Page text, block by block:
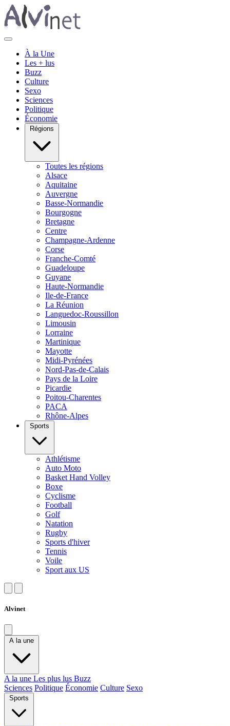
À la Une
Les + lus
Buzz
Culture
Sexo
Sciences
Politique
Économie
Régions
Toutes les régions
Alsace
Aquitaine
Auvergne
Basse-Normandie
Bourgogne
Bretagne
Centre
Champagne-Ardenne
Corse
Franche-Comté
Guadeloupe
Guyane
Haute-Normandie
Ile-de-France
La Réunion
Languedoc-Roussillon
Limousin
Lorraine
Martinique
Mayotte
Midi-Pyrénées
Nord-Pas-de-Calais
Pays de la Loire
Picardie
Poitou-Charentes
PACA
Rhône-Alpes
Sports
Athlétisme
Auto Moto
Basket Hand Volley
Boxe
Cyclisme
Football
Golf
Natation
Rugby
Sports d'hiver
Tennis
Voile
Sport aux US
Alvinet
A la une
A la une Les plus lus Buzz
Sciences Politique Économie Culture Sexo
Sports